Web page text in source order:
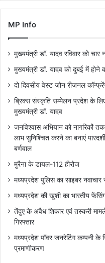
MP Info
मुख्यमंत्री डॉ. यादव रविवार को
मुख्यमंत्री डॉ. यादव को दुबई में
दो दिवसीय वेस्ट जोन रीजनल
ब्रिक्स संस्कृति सम्मेलन प्रदेश के
मुख्यमंत्री डॉ. यादव
जनविश्वास अभियान को नागरिकों
लाभ सुनिश्चित करने का बनाएं
बर्णवाल
मुरैना के डायल-112 हीरोज
मध्यप्रदेश पुलिस का साइबर नवाचार
मध्यप्रदेश की खुशी का भारतीय
तेंदुए के अवैध शिकार एवं तस्करी
गिरफ्तार
मध्यप्रदेश पॉवर जनरेटिंग कम्पनी के
प्रमाणीकरण